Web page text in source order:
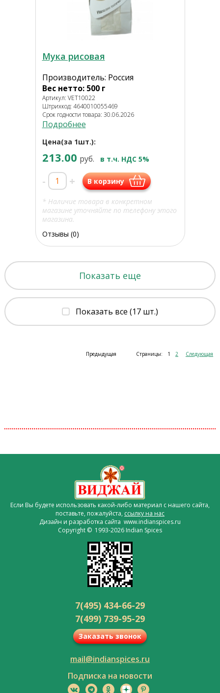
Мука рисовая
Производитель: Россия
Вес нетто: 500 г
Артикул: VET10022
Штрихкод: 4640010055469
Срок годности товара: 30.06.2026
Подробнее
Цена(за 1шт.):
213.00 руб. в т.ч. НДС 5%
- + В корзину
* Наличие товара в конкретном
магазине уточняйте по телефону этого
магазина.
Отзывы (0)
Показать еще
Показать все (17 шт.)
Предыдущая Страницы: 1 2 Следующая
Если Вы будете использовать какой-либо материал с нашего сайта,
поставьте, пожалуйста, ссылку на нас
Дизайн и разработка сайта www.indianspices.ru
Copyright © 1993-2026 Indian Spices
7(495) 434-66-29
7(499) 739-95-29
Заказать звонок
mail@indianspices.ru
Подписка на новости